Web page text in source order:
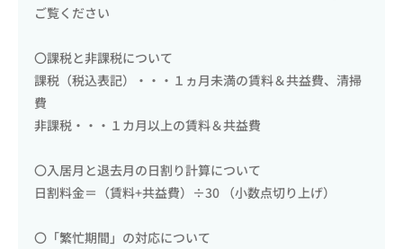
ご覧ください
〇課税と非課税について
課税（税込表記）・・・１ヵ月未満の賃料＆共益費、清掃
費
非課税・・・１カ月以上の賃料＆共益費
〇入居月と退去月の日割り計算について
日割料金＝（賃料+共益費）÷30 （小数点切り上げ）
〇「繁忙期間」の対応について